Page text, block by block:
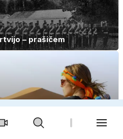
– prašičem
spontanost in zgodbe, ki